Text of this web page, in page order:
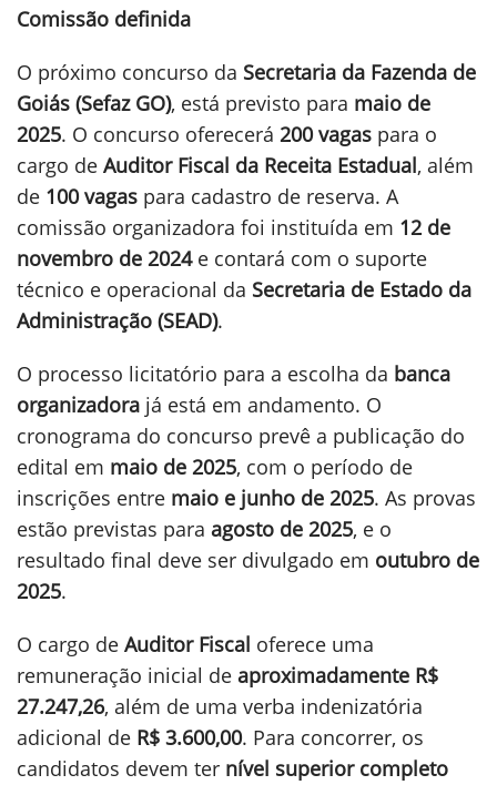
Comissão definida
O próximo concurso da Secretaria da Fazenda de
Goiás (Sefaz GO), está previsto para maio de
2025. O concurso oferecerá 200 vagas para o
cargo de Auditor Fiscal da Receita Estadual, além
de 100 vagas para cadastro de reserva. A
comissão organizadora foi instituída em 12 de
novembro de 2024e contará com o suporte
técnico e operacional da Secretaria de Estado da
Administração (SEAD).
O processo licitatório para a escolha da banca
organizadora já está em andamento. O
cronograma do concurso prevê a publicação do
edital em maio de 2025, com o período de
inscrições entre maio e junho de 2025. As provas
estão previstas para agosto de 2025, e o
resultado final deve ser divulgado em outubro de
2025.
O cargo de Auditor Fiscal oferece uma
remuneração inicial de aproximadamente R$
27.247,26, além de uma verba indenizatória
adicional de R$ 3.600,00. Para concorrer, os
candidatos devem ter nível superior completo